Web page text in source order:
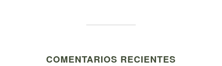
COMENTARIOS RECIENTES